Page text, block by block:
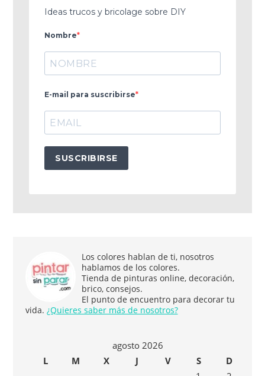
Ideas trucos y bricolage sobre DIY
Nombre
E-mail para suscribirse
SUSCRIBIRSE
Los colores hablan de ti, nosotros
hablamos de los colores.
Tienda de pinturas online, decoración,
brico, consejos.
El punto de encuentro para decorar tu
vida. ¿Quieres saber más de nosotros?
agosto 2026
L
M X J V S
D